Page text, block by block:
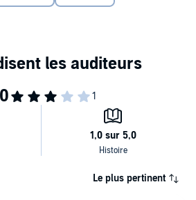
Le plus pertinent